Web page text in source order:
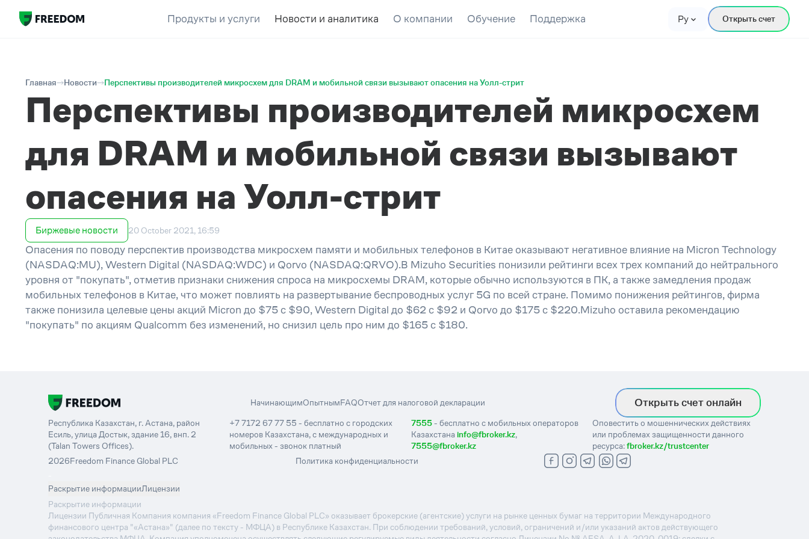
Продукты и услуги Новости и аналитика О компании Обучение Поддержка Ру Открыть счет
Главная Новости Перспективы производителей микросхем для DRAM и мобильной связи вызывают опасения на Уолл-стрит
Перспективы производителей микросхем
для DRAM и мобильной связи вызывают
опасения на Уолл-стрит
Биржевые новости 20 October 2021, 16:59
Опасения по поводу перспектив производства микросхем памяти и мобильных телефонов в Китае оказывают негативное влияние на Micron Technology
(NASDAQ:MU), Western Digital (NASDAQ:WDC) и Qorvo (NASDAQ:QRVO).В Mizuho Securities понизили рейтинги всех трех компаний до нейтрального
уровня от "покупать", отметив признаки снижения спроса на микросхемы DRAM, которые обычно используются в ПК, а также замедления продаж
мобильных телефонов в Китае, что может повлиять на развертывание беспроводных услуг 5G по всей стране. Помимо понижения рейтингов, фирма
также понизила целевые цены акций Micron до $75 с $90, Western Digital до $62 с $92 и Qorvo до $175 с $220.Mizuho оставила рекомендацию
"покупать" по акциям Qualcomm без изменений, но снизил цель про ним до $165 с $180.
НачинающимОпытнымFAQОтчет для налоговой декларации Открыть счет онлайн
Республика Казахстан, г. Астана, район
Есиль, улица Достык, здание 16, внп. 2
(Talan Towers Offices).
+7 7172 67 77 55 - бесплатно с городских
номеров Казахстана, с международных и
мобильных - звонок платный
7555- бесплатно с мобильных операторов
Казахстанаinfo@fbroker.kz,
7555@fbroker.kz
Оповестить о мошеннических действиях
или проблемах защищенности данного
ресурса:fbroker.kz/trustcenter
2026Freedom Finance Global PLC
Политика конфиденциальности
Раскрытие информацииЛицензии
Раскрытие информации
Лицензии Публичная Компания компания «Freedom Finance Global PLC» оказывает брокерские (агентские) услуги на рынке ценных бумаг на территории Международного
финансового центра "«Астана»" (далее по тексту - МФЦА) в Республике Казахстан. При соблюдении требований, условий, ограничений и/или указаний актов действующего